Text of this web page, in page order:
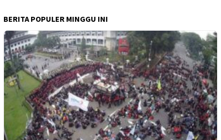
BERITA POPULER MINGGU INI